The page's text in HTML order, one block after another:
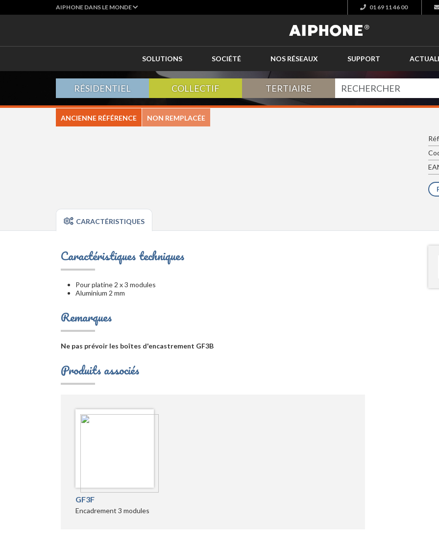
AIPHONE DANS LE MONDE 01 69 11 46 00
SOLUTIONS SOCIÉTÉ NOS RÉSEAUX SUPPORT
RÉSIDENTIEL COLLECTIF TERTIAIRE
ANCIENNE RÉFÉRENCE NON REMPLACÉE
CARACTÉRISTIQUES
Caractéristiques techniques
Pour platine 2 x 3 modules
Aluminium 2 mm
Remarques
Ne pas prévoir les boîtes d'encastrement GF3B
Produits associés
GF3F
Encadrement 3 modules